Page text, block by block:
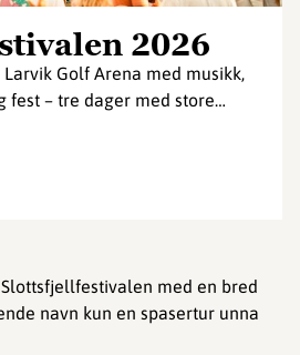
2026
Golf Arena med musikk,
fest – tre dager med store…
med en bred
navn kun en spasertur unna